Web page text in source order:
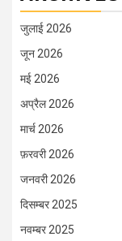
जुलाई 2026
जून 2026
मई 2026
अप्रैल 2026
मार्च 2026
फ़रवरी 2026
जनवरी 2026
दिसम्बर 2025
नवम्बर 2025